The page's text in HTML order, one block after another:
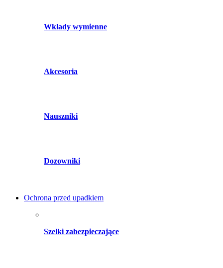
Wkłady wymienne
Akcesoria
Nauszniki
Dozowniki
Ochrona przed upadkiem
Szelki zabezpieczające